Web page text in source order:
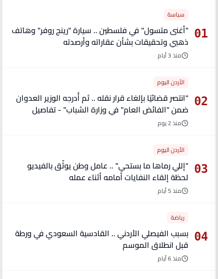
01
سياسة
"أغنى متسول" في فلسطين .. سيارة "رينج روفر" وهاتف
ذهبي وتحقيقات بشأن عقاراته وأرصدته
منذ 3 أيام
02
الأردن اليوم
"انتصر قضائيًا بإلغاء قرار نقله .. ثم أُدرجه الوزير العدوان
ضمن "الفائض العام" في وزارة الشباب" - تفاصيل
منذ 2 يوم
03
الأردن اليوم
"إللي رماها ما بستحي" .. عامل وطن يوثّق بالفيديو
لحظة إلقاء النفايات أمامه أثناء عمله
منذ 5 أيام
04
رياضة
بسبب الفيصلي الأردني .. القادسية السعودي في ورطة
قبل انطلاق الموسم
منذ 6 أيام